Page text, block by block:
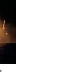
تحالف
الحرية"